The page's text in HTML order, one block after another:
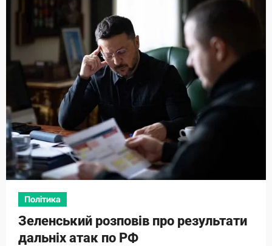
Політика
Зеленський розповів про результати
дальніх атак по РФ